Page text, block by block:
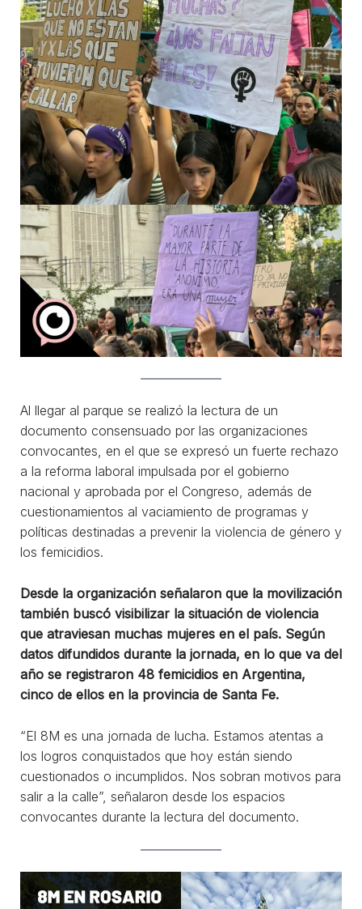
Al llegar al parque se realizó la lectura de un
documento consensuado por las organizaciones
convocantes, en el que se expresó un fuerte rechazo
a la reforma laboral impulsada por el gobierno
nacional y aprobada por el Congreso, además de
cuestionamientos al vaciamiento de programas y
políticas destinadas a prevenir la violencia de género y
los femicidios.
Desde la organización señalaron que la movilización
también buscó visibilizar la situación de violencia
que atraviesan muchas mujeres en el país. Según
datos difundidos durante la jornada, en lo que va del
año se registraron 48 femicidios en Argentina,
cinco de ellos en la provincia de Santa Fe.
“El 8M es una jornada de lucha. Estamos atentas a
los logros conquistados que hoy están siendo
cuestionados o incumplidos. Nos sobran motivos para
salir a la calle”, señalaron desde los espacios
convocantes durante la lectura del documento.